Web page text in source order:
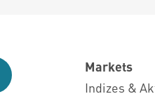
Markets
Indizes &